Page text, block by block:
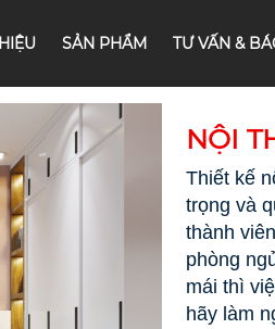
SẢN PHẨM TƯ VẤN &
NỘI
Thiết kế
trọng và
thành
phòng
mái thì
hãy làm